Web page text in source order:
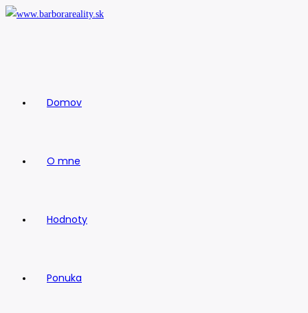
Skip
Domov
O mne
Hodnoty
Ponuka